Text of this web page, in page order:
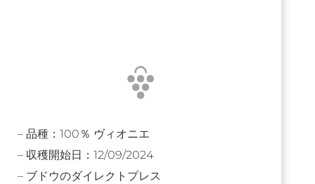
– 品種：100％ ヴィオニエ
– 収穫開始日：12/09/2024
– ブドウのダイレクトプレス